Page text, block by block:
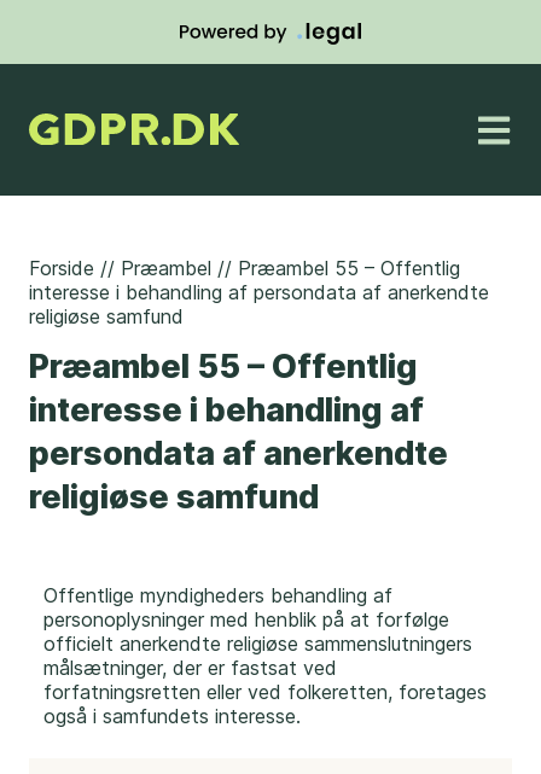
Forside // Præambel // Præambel 55 – Offentlig
interesse i behandling af persondata af anerkendte
religiøse samfund
Præambel 55 – Offentlig
interesse i behandling af
persondata af anerkendte
religiøse samfund
Offentlige myndigheders behandling af
personoplysninger med henblik på at forfølge
officielt anerkendte religiøse sammenslutningers
målsætninger, der er fastsat ved
forfatningsretten eller ved folkeretten, foretages
også i samfundets interesse.